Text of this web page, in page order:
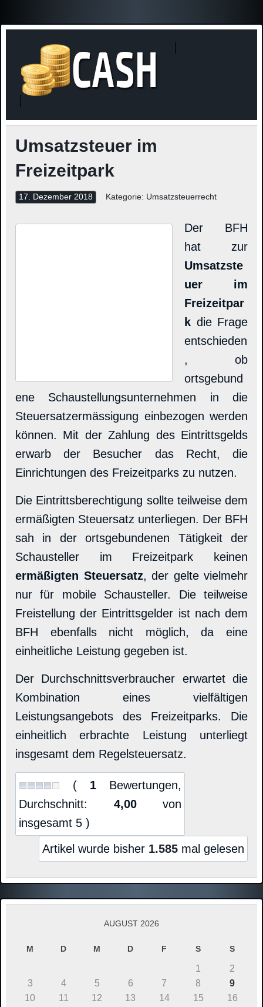
Umsatzsteuer im
Freizeitpark
17. Dezember 2018 Kategorie: Umsatzsteuerrecht
Der BFH
hat zur
Umsatzste
uer im
Freizeitpar
k die Frage
entschieden
, ob
ortsgebund
ene Schaustellungsunternehmen in die
Steuersatzermässigung einbezogen werden
können. Mit der Zahlung des Eintrittsgelds
erwarb der Besucher das Recht, die
Einrichtungen des Freizeitparks zu nutzen.
Die Eintrittsberechtigung sollte teilweise dem
ermäßigten Steuersatz unterliegen. Der BFH
sah in der ortsgebundenen Tätigkeit der
Schausteller im Freizeitpark keinen
ermäßigten Steuersatz, der gelte vielmehr
nur für mobile Schausteller. Die teilweise
Freistellung der Eintrittsgelder ist nach dem
BFH ebenfalls nicht möglich, da eine
einheitliche Leistung gegeben ist.
Der Durchschnittsverbraucher erwartet die
Kombination eines vielfältigen
Leistungsangebots des Freizeitparks. Die
einheitlich erbrachte Leistung unterliegt
insgesamt dem Regelsteuersatz.
( 1 Bewertungen,
Durchschnitt: 4,00von
insgesamt 5 )
Artikel wurde bisher 1.585 mal gelesen
AUGUST 2026
M D M D F S S
1
2
3
4 5 6 7 8
9
10
11 12 13 14 15
16